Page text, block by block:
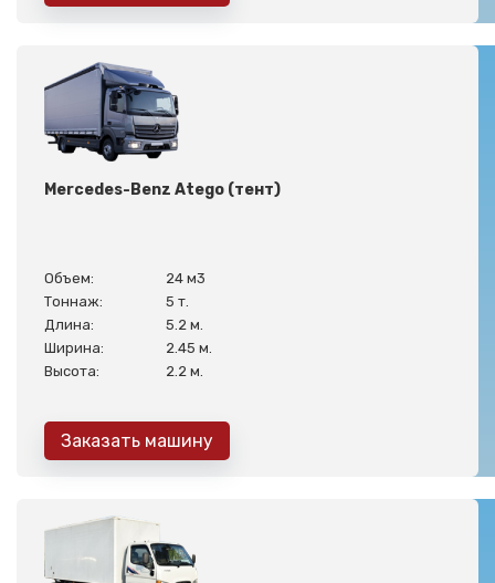
Mercedes-Benz Atego (тент)
Объем:
24 м3
Тоннаж:
5 т.
Длина:
5.2 м.
Ширина:
2.45 м.
Высота:
2.2 м.
Заказать машину